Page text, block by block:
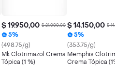
$ 19.950,00 $ 21.000,00
5%
(498.75/g)
Mk Clotrimazol Crema
Tópica (1 %)
$ 14.150,00 $
5%
(353.75/g)
Memphis
Crema Tópica